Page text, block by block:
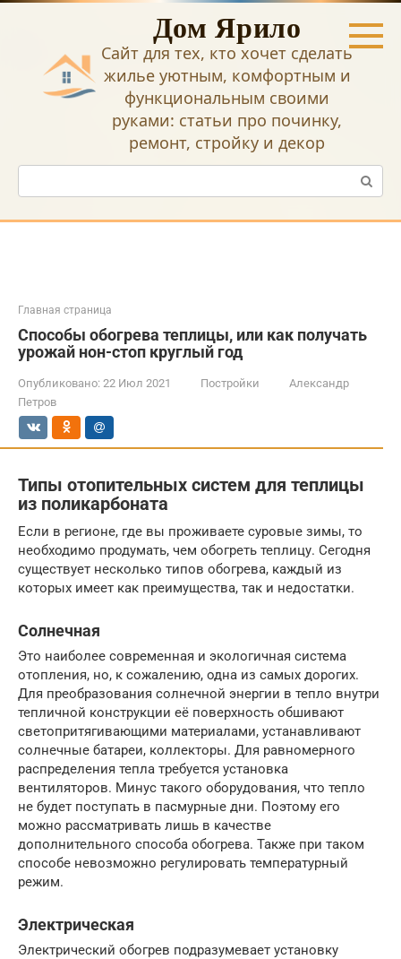
Перейти
Дом Ярило
Сайт для тех, кто хочет сделать
жилье уютным, комфортным и
функциональным своими
руками: статьи про починку,
ремонт, стройку и декор
Поиск:
Главная страница
Способы обогрева теплицы, или как получать
урожай нон-стоп круглый год
Опубликовано: 22 Июл 2021 Постройки
Александр
Петров
Типы отопительных систем для теплицы
из поликарбоната
Если в регионе, где вы проживаете суровые зимы, то
необходимо продумать, чем обогреть теплицу. Сегодня
существует несколько типов обогрева, каждый из
которых имеет как преимущества, так и недостатки.
Солнечная
Это наиболее современная и экологичная система
отопления, но, к сожалению, одна из самых дорогих.
Для преобразования солнечной энергии в тепло внутри
тепличной конструкции её поверхность обшивают
светопритягивающими материалами, устанавливают
солнечные батареи, коллекторы. Для равномерного
распределения тепла требуется установка
вентиляторов. Минус такого оборудования, что тепло
не будет поступать в пасмурные дни. Поэтому его
можно рассматривать лишь в качестве
дополнительного способа обогрева. Также при таком
способе невозможно регулировать температурный
режим.
Электрическая
Электрический обогрев подразумевает установку